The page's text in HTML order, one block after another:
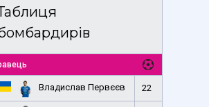
Владислав Первєєв 22